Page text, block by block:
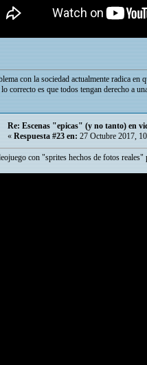
con la sociedad actualmente radica en
correcto es que todos tengan derecho a
Re: Escenas "epicas" (y no tanto) en
« Respuesta #23 en: 27 Octubre 2017,
con "sprites hechos de fotos